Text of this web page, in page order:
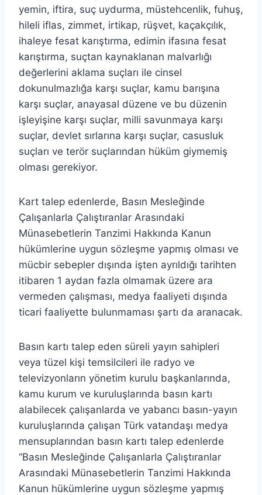
yemin, iftira, suç uydurma, müstehcenlik, fuhuş,
hileli iflas, zimmet, irtikap, rüşvet, kaçakçılık,
ihaleye fesat karıştırma, edimin ifasına fesat
karıştırma, suçtan kaynaklanan malvarlığı
değerlerini aklama suçları ile cinsel
dokunulmazlığa karşı suçlar, kamu barışına
karşı suçlar, anayasal düzene ve bu düzenin
işleyişine karşı suçlar, milli savunmaya karşı
suçlar, devlet sırlarına karşı suçlar, casusluk
suçları ve terör suçlarından hüküm giymemiş
olması gerekiyor.
Kart talep edenlerde, Basın Mesleğinde
Çalışanlarla Çalıştıranlar Arasındaki
Münasebetlerin Tanzimi Hakkında Kanun
hükümlerine uygun sözleşme yapmış olması ve
mücbir sebepler dışında işten ayrıldığı tarihten
itibaren 1 aydan fazla olmamak üzere ara
vermeden çalışması, medya faaliyeti dışında
ticari faaliyette bulunmaması şartı da aranacak.
Basın kartı talep eden süreli yayın sahipleri
veya tüzel kişi temsilcileri ile radyo ve
televizyonların yönetim kurulu başkanlarında,
kamu kurum ve kuruluşlarında basın kartı
alabilecek çalışanlarda ve yabancı basın-yayın
kuruluşlarında çalışan Türk vatandaşı medya
mensuplarından basın kartı talep edenlerde
“Basın Mesleğinde Çalışanlarla Çalıştıranlar
Arasındaki Münasebetlerin Tanzimi Hakkında
Kanun hükümlerine uygun sözleşme yapmış